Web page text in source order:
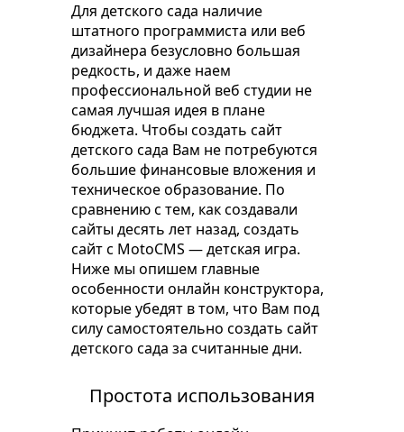
Для детского сада наличие
штатного программиста или веб
дизайнера безусловно большая
редкость, и даже наем
профессиональной веб студии не
самая лучшая идея в плане
бюджета. Чтобы создать сайт
детского сада Вам не потребуются
большие финансовые вложения и
техническое образование. По
сравнению с тем, как создавали
сайты десять лет назад, создать
сайт с MotoCMS — детская игра.
Ниже мы опишем главные
особенности онлайн конструктора,
которые убедят в том, что Вам под
силу самостоятельно создать сайт
детского сада за считанные дни.
Простота использования